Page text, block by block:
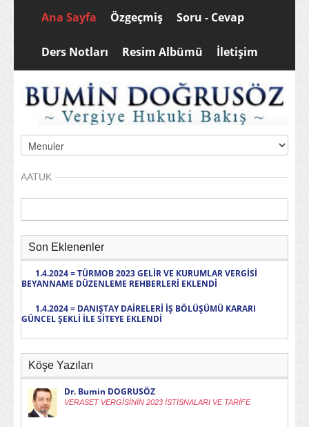
Ana Sayfa Özgeçmiş Soru - Cevap
Ders Notları Resim Albümü İletişim
AATUK
Son Eklenenler
1.4.2024 = TÜRMOB 2023 GELİR VE KURUMLAR VERGİSİ
BEYANNAME DÜZENLEME REHBERLERİ EKLENDİ
1.4.2024 = DANIŞTAY DAİRELERİ İŞ BÖLÜŞÜMÜ KARARI
GÜNCEL ŞEKLİ İLE SİTEYE EKLENDİ
Köşe Yazıları
Dr. Bumin DOGRUSÖZ
VERASET VERGİSİNİN 2023 İSTİSNALARI VE TARİFE